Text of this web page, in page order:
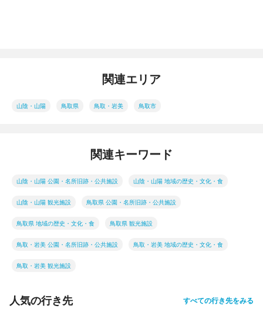
関連エリア
山陰・山陽 鳥取県 鳥取・岩美 鳥取市
関連キーワード
山陰・山陽 公園・名所旧跡・公共施設 山陰・山陽 地域の歴史・文化・食
山陰・山陽 観光施設 鳥取県 公園・名所旧跡・公共施設
鳥取県 地域の歴史・文化・食 鳥取県 観光施設
鳥取・岩美 公園・名所旧跡・公共施設 鳥取・岩美 地域の歴史・文化・食
鳥取・岩美 観光施設
人気の行き先 すべての行き先をみる